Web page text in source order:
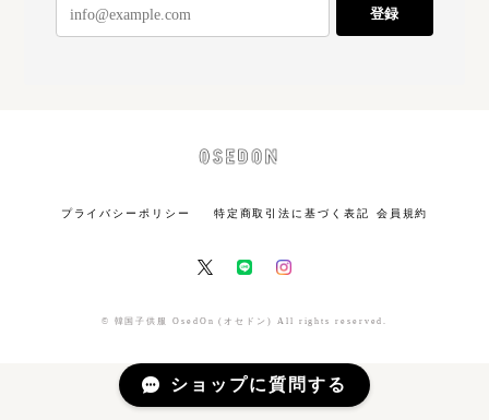
登録
プライバシーポリシー 特定商取引法に基づく表記 会員規約
© 韓国子供服 OsedOn (オセドン) All rights reserved.
ショップに質問する